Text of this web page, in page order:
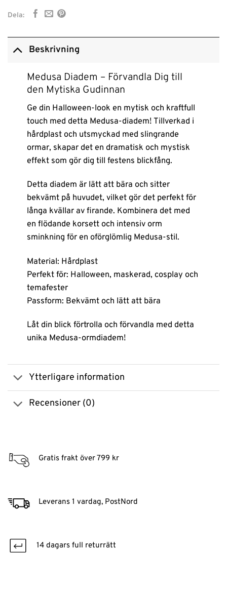
Dela:
Beskrivning
Medusa Diadem – Förvandla Dig till
den Mytiska Gudinnan
Ge din Halloween-look en mytisk och kraftfull
touch med detta Medusa-diadem! Tillverkad i
hårdplast och utsmyckad med slingrande
ormar, skapar det en dramatisk och mystisk
effekt som gör dig till festens blickfång.
Detta diadem är lätt att bära och sitter
bekvämt på huvudet, vilket gör det perfekt för
långa kvällar av firande. Kombinera det med
en flödande korsett och intensiv orm
sminkning för en oförglömlig Medusa-stil.
Material: Hårdplast
Perfekt för: Halloween, maskerad, cosplay och
temafester
Passform: Bekvämt och lätt att bära
Låt din blick förtrolla och förvandla med detta
unika Medusa-ormdiadem!
Ytterligare information
Recensioner (0)
Gratis frakt över 799 kr
Leverans 1 vardag, PostNord
14 dagars full returrätt